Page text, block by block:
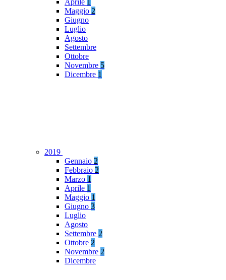
Aprile 1
Maggio 2
Giugno
Luglio
Agosto
Settembre
Ottobre
Novembre 5
Dicembre 1
2019
Gennaio 2
Febbraio 2
Marzo 1
Aprile 1
Maggio 1
Giugno 3
Luglio
Agosto
Settembre 2
Ottobre 2
Novembre 2
Dicembre